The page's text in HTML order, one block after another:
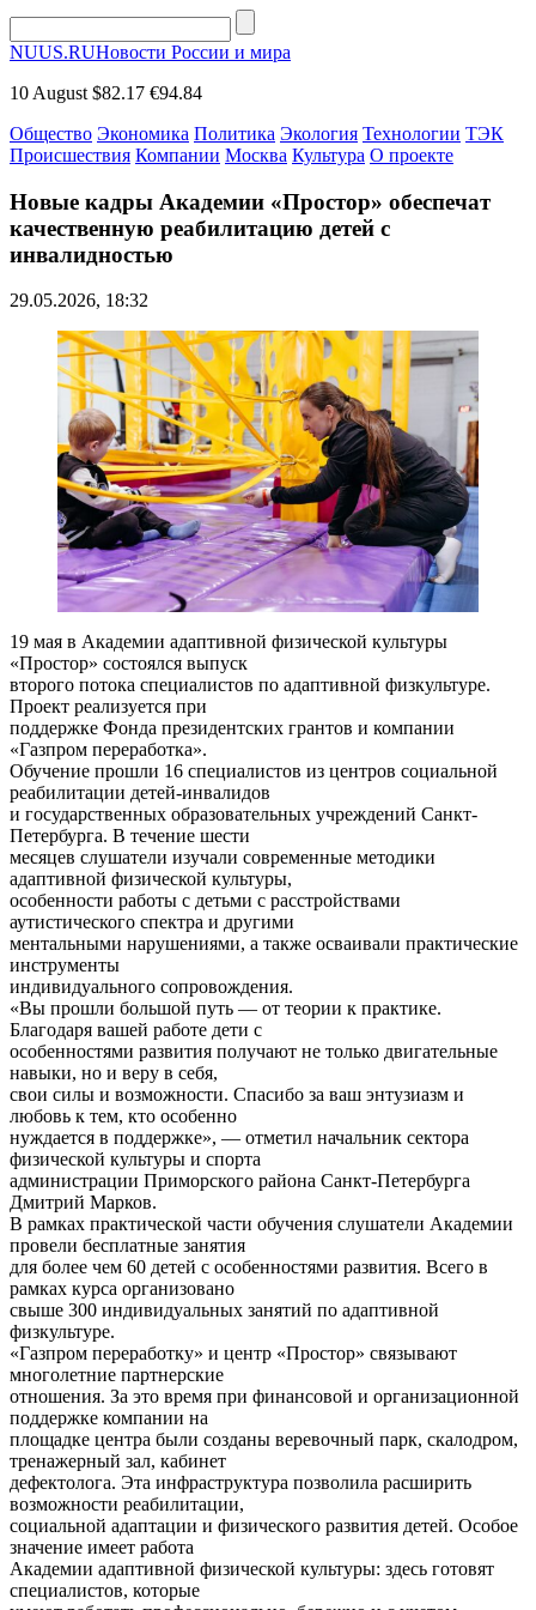
NUUS.RUНовости России и мира
10 August $82.17 €94.84
Общество Экономика Политика Экология Технологии ТЭК
Происшествия Компании Москва Культура О проекте
Новые кадры Академии «Простор» обеспечат
качественную реабилитацию детей с
инвалидностью
29.05.2026, 18:32
19 мая в Академии адаптивной физической культуры
«Простор» состоялся выпуск
второго потока специалистов по адаптивной физкультуре.
Проект реализуется при
поддержке Фонда президентских грантов и компании
«Газпром переработка».
Обучение прошли 16 специалистов из центров социальной
реабилитации детей-инвалидов
и государственных образовательных учреждений Санкт-
Петербурга. В течение шести
месяцев слушатели изучали современные методики
адаптивной физической культуры,
особенности работы с детьми с расстройствами
аутистического спектра и другими
ментальными нарушениями, а также осваивали практические
инструменты
индивидуального сопровождения.
«Вы прошли большой путь — от теории к практике.
Благодаря вашей работе дети с
особенностями развития получают не только двигательные
навыки, но и веру в себя,
свои силы и возможности. Спасибо за ваш энтузиазм и
любовь к тем, кто особенно
нуждается в поддержке», — отметил начальник сектора
физической культуры и спорта
администрации Приморского района Санкт-Петербурга
Дмитрий Марков.
В рамках практической части обучения слушатели Академии
провели бесплатные занятия
для более чем 60 детей с особенностями развития. Всего в
рамках курса организовано
свыше 300 индивидуальных занятий по адаптивной
физкультуре.
«Газпром переработку» и центр «Простор» связывают
многолетние партнерские
отношения. За это время при финансовой и организационной
поддержке компании на
площадке центра были созданы веревочный парк, скалодром,
тренажерный зал, кабинет
дефектолога. Эта инфраструктура позволила расширить
возможности реабилитации,
социальной адаптации и физического развития детей. Особое
значение имеет работа
Академии адаптивной физической культуры: здесь готовят
специалистов, которые